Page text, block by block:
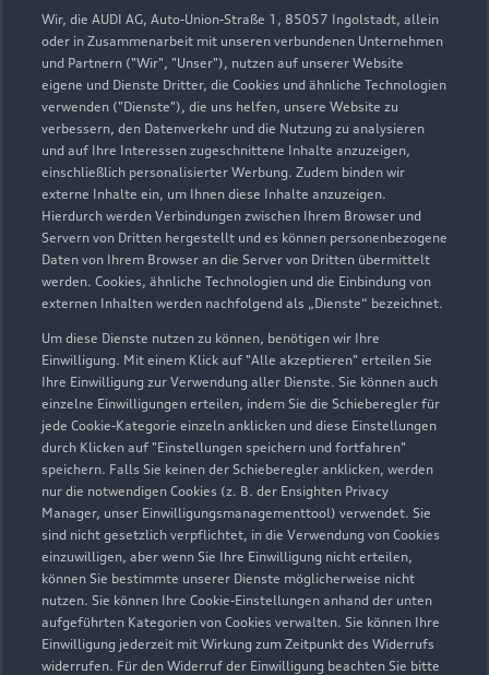
Wir, die AUDI AG, Auto-Union-Straße 1, 85057 Ingolstadt, allein
oder in Zusammenarbeit mit unseren verbundenen Unternehmen
und Partnern ("Wir", "Unser"), nutzen auf unserer Website
eigene und Dienste Dritter, die Cookies und ähnliche Technologien
verwenden ("Dienste"), die uns helfen, unsere Website zu
verbessern, den Datenverkehr und die Nutzung zu analysieren
und auf Ihre Interessen zugeschnittene Inhalte anzuzeigen,
einschließlich personalisierter Werbung. Zudem binden wir
externe Inhalte ein, um Ihnen diese Inhalte anzuzeigen.
Hierdurch werden Verbindungen zwischen Ihrem Browser und
Servern von Dritten hergestellt und es können personenbezogene
Daten von Ihrem Browser an die Server von Dritten übermittelt
werden. Cookies, ähnliche Technologien und die Einbindung von
externen Inhalten werden nachfolgend als „Dienste“ bezeichnet.
Um diese Dienste nutzen zu können, benötigen wir Ihre
Einwilligung. Mit einem Klick auf "Alle akzeptieren" erteilen Sie
Ihre Einwilligung zur Verwendung aller Dienste. Sie können auch
einzelne Einwilligungen erteilen, indem Sie die Schieberegler für
jede Cookie-Kategorie einzeln anklicken und diese Einstellungen
durch Klicken auf "Einstellungen speichern und fortfahren"
speichern. Falls Sie keinen der Schieberegler anklicken, werden
nur die notwendigen Cookies (z. B. der Ensighten Privacy
Manager, unser Einwilligungsmanagementtool) verwendet. Sie
sind nicht gesetzlich verpflichtet, in die Verwendung von Cookies
einzuwilligen, aber wenn Sie Ihre Einwilligung nicht erteilen,
können Sie bestimmte unserer Dienste möglicherweise nicht
nutzen. Sie können Ihre Cookie-Einstellungen anhand der unten
aufgeführten Kategorien von Cookies verwalten. Sie können Ihre
Einwilligung jederzeit mit Wirkung zum Zeitpunkt des Widerrufs
widerrufen. Für den Widerruf der Einwilligung beachten Sie bitte
Geschlossen ,öffnet am Montag 07:00
Teile- & Zubehörverkauf
Geschlossen,öffnet am Montag 07:00
Zur Reparatur